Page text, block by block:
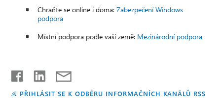
Chraňte se online i doma:Zabezpečení Windows
podpora
Místní podpora podle vaší země: Mezinárodní podpora
PŘIHLÁSIT SE K ODBĚRU INFORMAČNÍCH KANÁLŮ RSS